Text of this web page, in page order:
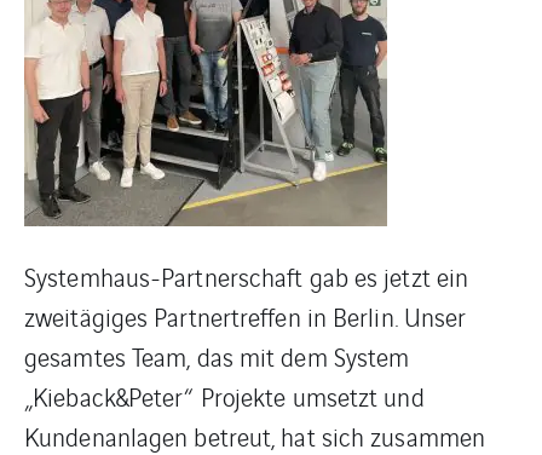
Systemhaus-Partnerschaft gab es jetzt ein
zweitägiges Partnertreffen in Berlin. Unser
gesamtes Team, das mit dem System
„Kieback&Peter“ Projekte umsetzt und
Kundenanlagen betreut, hat sich zusammen